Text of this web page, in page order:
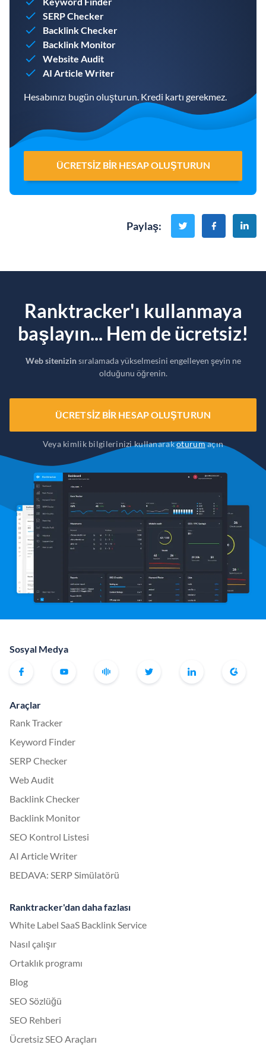
SERP Checker
Backlink Checker
Backlink Monitor
Website Audit
AI Article Writer
Hesabınızı bugün oluşturun. Kredi kartı gerekmez.
ÜCRETSIZ BIR HESAP OLUŞTURUN
Paylaş:
Ranktracker'ı kullanmaya
başlayın... Hem de ücretsiz!
Web sitenizinsıralamada yükselmesini engelleyen şeyin ne
olduğunu öğrenin.
ÜCRETSIZ BIR HESAP OLUŞTURUN
Veya kimlik bilgilerinizi kullanarakoturumaçın
Sosyal Medya
Araçlar
Rank Tracker
Keyword Finder
SERP Checker
Web Audit
Backlink Checker
Backlink Monitor
SEO Kontrol Listesi
AI Article Writer
BEDAVA: SERP Simülatörü
Ranktracker'dan daha fazlası
White Label SaaS Backlink Service
Nasıl çalışır
Ortaklık programı
Blog
SEO Sözlüğü
SEO Rehberi
Ücretsiz SEO Araçları